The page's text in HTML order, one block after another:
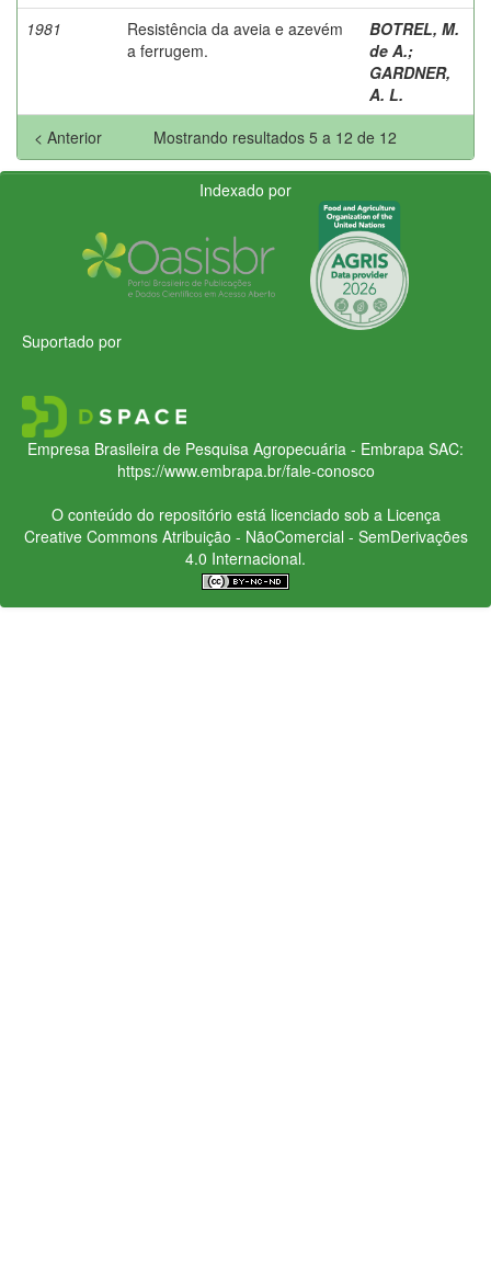
1981
Resistência da aveia e azevém
a ferrugem.
BOTREL, M.
de A.;
GARDNER,
A. L.
Mostrando resultados 5 a 12 de 12
< Anterior
Indexado por
Suportado por
Empresa Brasileira de Pesquisa Agropecuária - Embrapa SAC:
https://www.embrapa.br/fale-conosco
O conteúdo do repositório está licenciado sob a Licença
Creative CommonsAtribuição - NãoComercial - SemDerivações
4.0 Internacional.